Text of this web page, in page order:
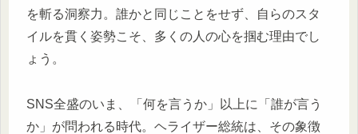
を斬る洞察力。誰かと同じことをせず、自らのスタ
イルを貫く姿勢こそ、多くの人の心を掴む理由でし
ょう。
SNS全盛のいま、「何を言うか」以上に「誰が言う
か」が問われる時代。ヘライザー総統は、その象徴